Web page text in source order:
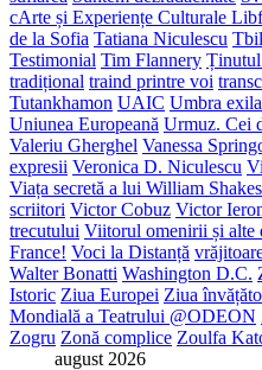
cArte și Experiențe Culturale
de la Sofia Tatiana Niculescu
Testimonial Tim Flannery
tradițional traind printre voi
Tutankhamon UAIC Umbra
Uniunea Europeană Urmuz. Cei
Valeriu Gherghel Vanessa
expresii Veronica D. Niculescu
Viața secretă a lui William
scriitori Victor Cobuz Victor
trecutului Viitorul omenirii și alte
France! Voci la Distanță
Walter Bonatti Washington D.C.
Istoric Ziua Europei Ziua
Mondială a Teatrului @ODEON
Zogru Zonă complice Zoulfa
august 2026